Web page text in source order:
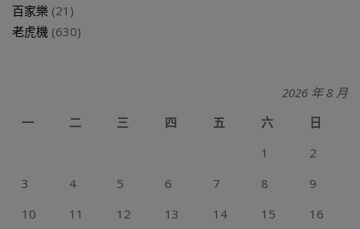
百家樂 (21)
老虎機 (630)
2026 年 8 月
一
二 三 四 五 六
日
1
2
3
4 5 6 7 8
9
10
11 12 13 14 15 16